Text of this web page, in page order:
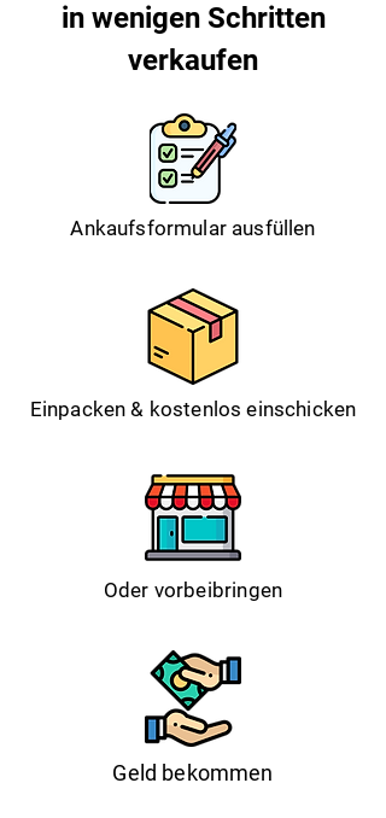
in wenigen Schritten
verkaufen
Ankaufsformular ausfüllen
Einpacken & kostenlos einschicken
Oder vorbeibringen
Geld bekommen